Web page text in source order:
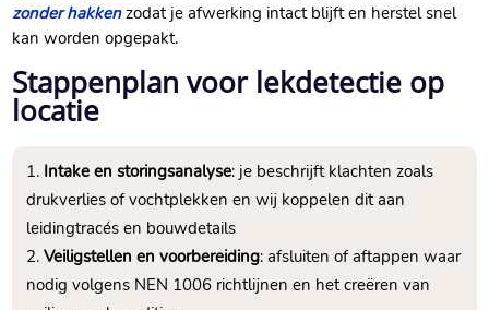
zonder hakkenzodat je afwerking intact blijft en herstel snel
kan worden opgepakt.
Stappenplan voor lekdetectie op
locatie
Intake en storingsanalyse: je beschrijft klachten zoals
drukverlies of vochtplekken en wij koppelen dit aan
leidingtracés en bouwdetails
Veiligstellen en voorbereiding: afsluiten of aftappen waar
nodig volgens NEN 1006 richtlijnen en het creëren van